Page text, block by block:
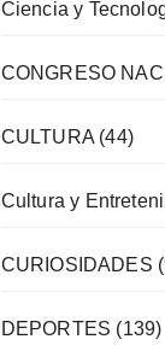
Ciencia y
CONGRESO
CULTURA(44)
Cultura y
CURIOSIDADES
DEPORTES (139)